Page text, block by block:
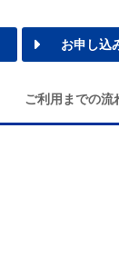
ご利用までの流
お申し込